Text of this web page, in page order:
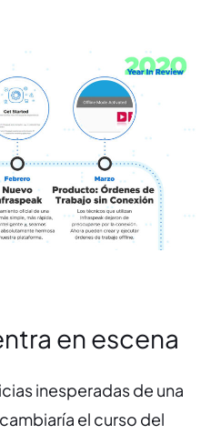
en escena
inesperadas de una
el curso del